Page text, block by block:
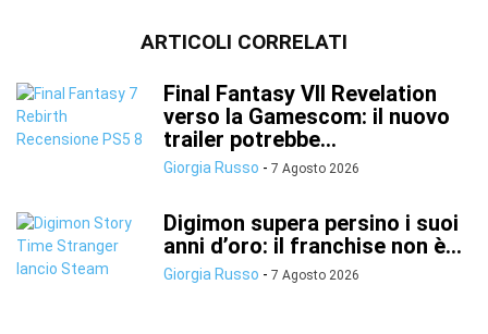
ARTICOLI CORRELATI
Final Fantasy VII Revelation
verso la Gamescom: il nuovo
trailer potrebbe...
Giorgia Russo - 7 Agosto 2026
Digimon supera persino i suoi
anni d’oro: il franchise non è...
Giorgia Russo - 7 Agosto 2026